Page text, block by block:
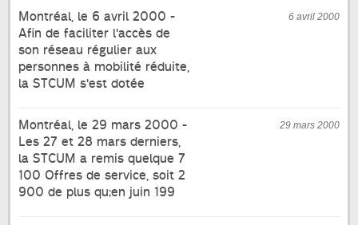
6 avril 2000
Montréal, le 6 avril 2000 -
Afin de faciliter l'accès de
son réseau régulier aux
personnes à mobilité réduite,
la STCUM s'est dotée
29 mars 2000
Montréal, le 29 mars 2000 -
Les 27 et 28 mars derniers,
la STCUM a remis quelque 7
100 Offres de service, soit 2
900 de plus qu;en juin 199